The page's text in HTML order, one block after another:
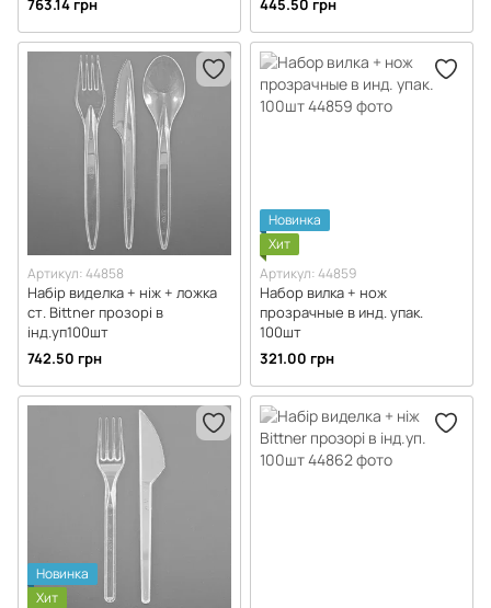
763.14 грн
445.50 грн
Артикул: 44858
Набір виделка + ніж + ложка
ст. Bittner прозорі в
інд.уп100шт
742.50 грн
Новинка
Хит
Артикул: 44859
Набор вилка + нож
прозрачные в инд. упак.
100шт
321.00 грн
Новинка
Хит